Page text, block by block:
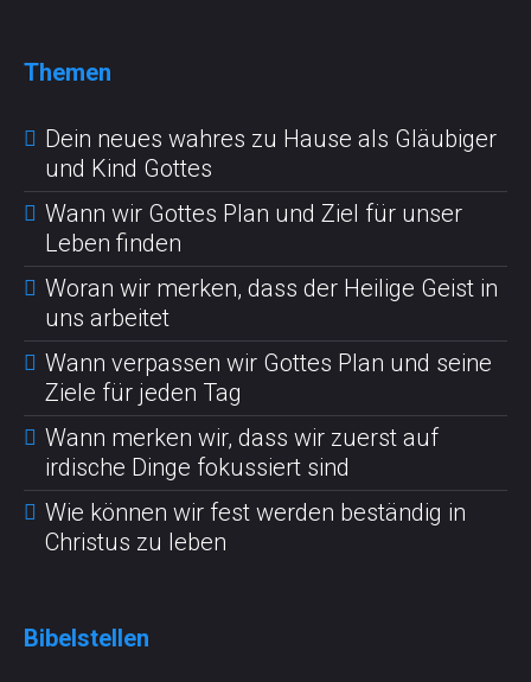
Themen
Dein neues wahres zu Hause als Gläubiger
und Kind Gottes
Wann wir Gottes Plan und Ziel für unser
Leben finden
Woran wir merken, dass der Heilige Geist in
uns arbeitet
Wann verpassen wir Gottes Plan und seine
Ziele für jeden Tag
Wann merken wir, dass wir zuerst auf
irdische Dinge fokussiert sind
Wie können wir fest werden beständig in
Christus zu leben
Bibelstellen